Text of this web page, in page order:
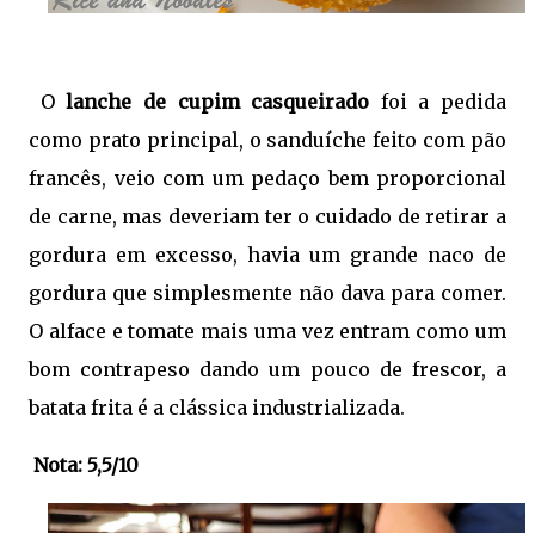
Olanche de cupim casqueirado foi a pedida
como prato principal, o sanduíche feito com pão
francês, veio com um pedaço bem proporcional
de carne, mas deveriam ter o cuidado de retirar a
gordura em excesso, havia um grande naco de
gordura que simplesmente não dava para comer.
O alface e tomate mais uma vez entram como um
bom contrapeso dando um pouco de frescor, a
batata frita é a clássica industrializada.
Nota: 5,5/10